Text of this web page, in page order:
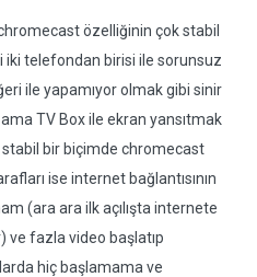
özelliğinin çok stabil
iki telefondan birisi ile sorunsuz
ile yapamıyor olmak gibi sinir
TV Box ile ekran yansıtmak
bir biçimde chromecast
ise internet bağlantısının
(ara ara ilk açılışta internete
ve fazla video başlatıp
hiç başlamama ve